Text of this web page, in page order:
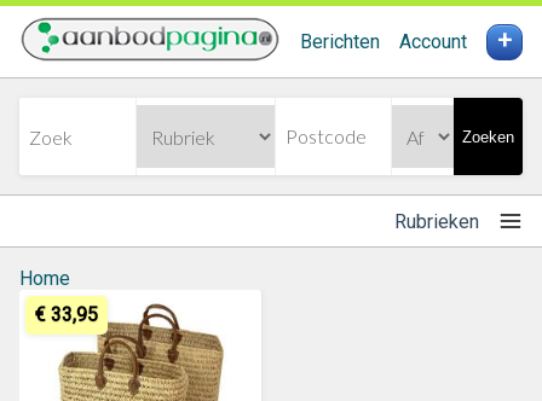
Berichten Account +
Zoeken
Rubrieken
Home
€ 33,95